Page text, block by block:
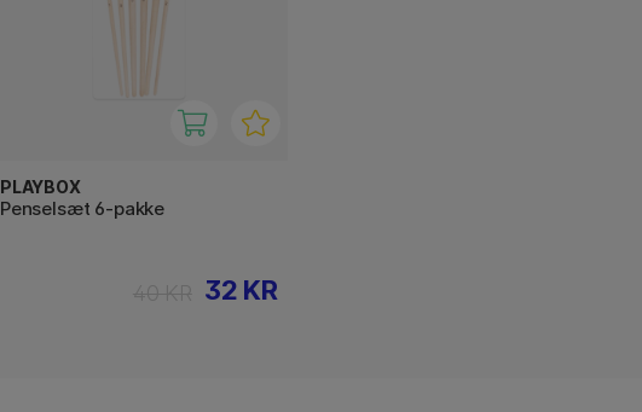
PLAYBOX
Penselsæt 6-pakke
32 KR